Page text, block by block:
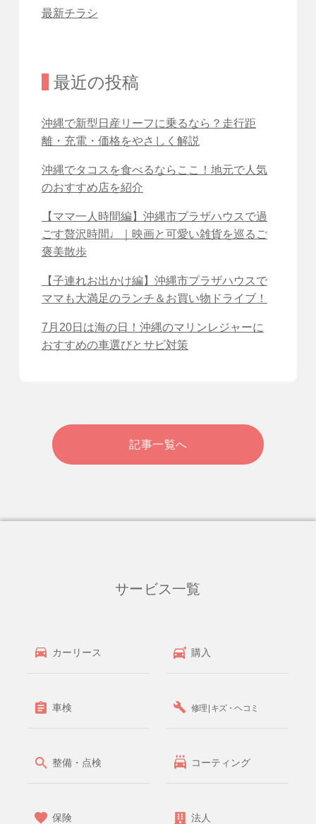
最新チラシ
最近の投稿
沖縄で新型日産リーフに乗るなら？走行距
離・充電・価格をやさしく解説
沖縄でタコスを食べるならここ！地元で人気
のおすすめ店を紹介
【ママ一人時間編】沖縄市プラザハウスで過
ごす贅沢時間♩｜映画と可愛い雑貨を巡るご
褒美散歩
【子連れお出かけ編】沖縄市プラザハウスで
ママも大満足のランチ＆お買い物ドライブ！
7月20日は海の日！沖縄のマリンレジャーに
おすすめの車選びとサビ対策
記事一覧へ
サービス一覧
カーリース 購入
車検 修理 | キズ・ヘコミ
整備・点検 コーティング
保険 法人